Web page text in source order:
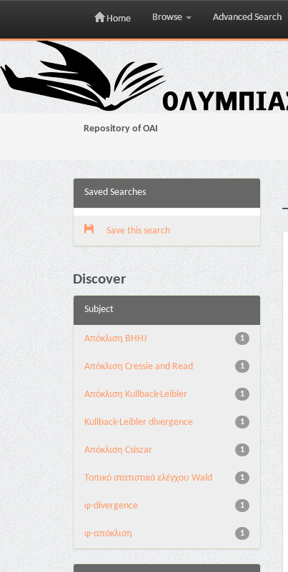
Skip
navigation
Home Browse Advanced Search
Repository of OAI
Saved Searches
Save this search
Discover
Subject
1
Aπόκλιση BHHJ
1
Aπόκλιση Cressie and Read
1
Aπόκλιση Kullback-Leibler
1
Kullback-Leibler divergence
1
Απόκλιση Csiszar
1
Τοπικό στατιστικό ελέγχου Wald
1
φ-divergence
1
φ-απόκλιση